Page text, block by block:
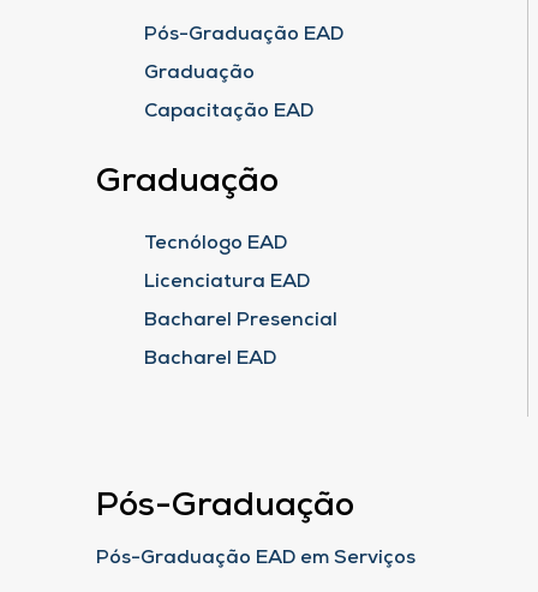
Pós-Graduação EAD
Graduação
Capacitação EAD
Graduação
Tecnólogo EAD
Licenciatura EAD
Bacharel Presencial
Bacharel EAD
Pós-Graduação
Pós-Graduação EAD em Serviços